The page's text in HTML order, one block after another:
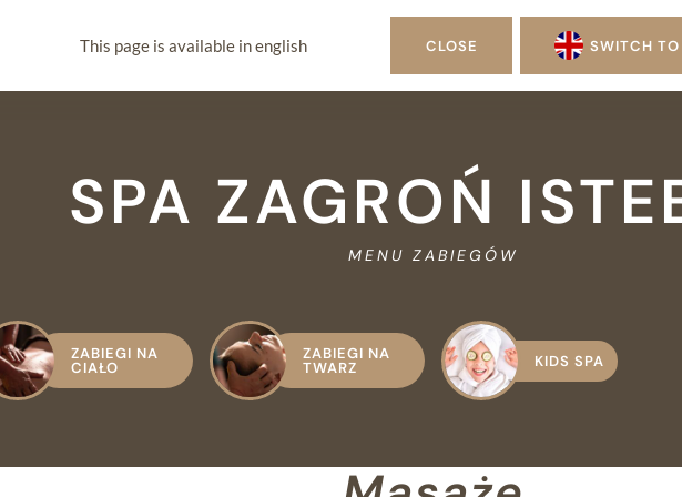
PL
MENU ZABIEGÓW
SPA ZAGROŃ
ZABIEGI NA
CIAŁO
ZABIEGI NA
TWARZ KIDS SPA
This page is available in english CLOSE SWITCH